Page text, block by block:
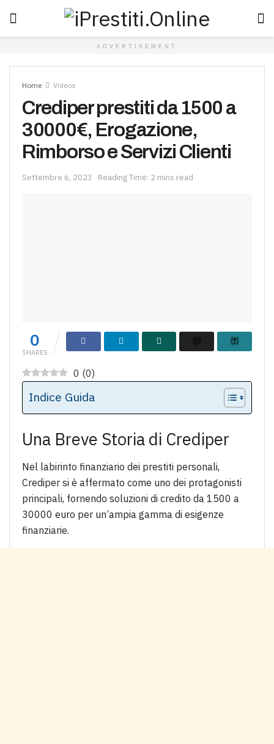
ADVERTISEMENT
Home Videos
Crediper prestiti da 1500 a
30000€, Erogazione,
Rimborso e Servizi Clienti
Settembre 6, 2023 Reading Time: 2 mins read
0
SHARES
0 (0)
Indice Guida
Una Breve Storia di Crediper
Nel labirinto finanziario dei prestiti personali,
Crediper si è affermato come uno dei protagonisti
principali, fornendo soluzioni di credito da 1500 a
30000 euro per un’ampia gamma di esigenze
finanziarie.